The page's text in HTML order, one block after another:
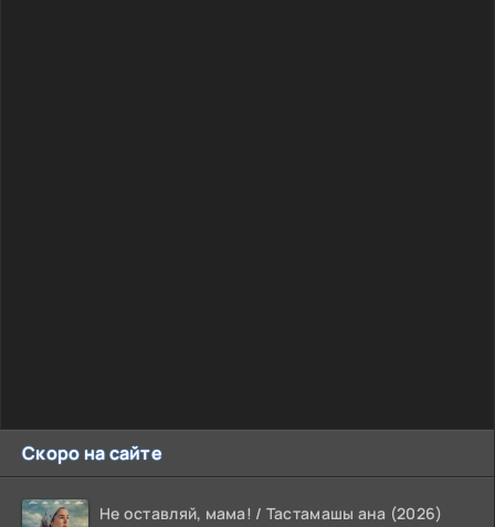
Скоро на сайте
Не оставляй, мама! / Тастамашы ана (2026)